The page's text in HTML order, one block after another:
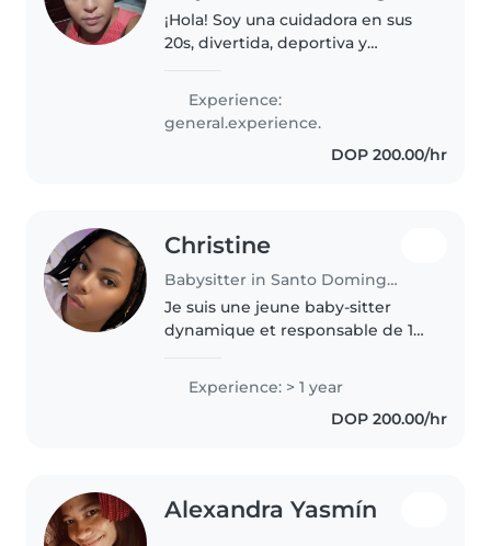
¡Hola! Soy una cuidadora en sus
20s, divertida, deportiva y
cuidando niños en edad
preescolar. Me encanta dibujar y
soy muy cómoda con mascotas.
Experience:
general.experience.
DOP 200.00/hr
Christine
Babysitter in Santo Domingo Este
Je suis une jeune baby-sitter
dynamique et responsable de 19
les enfants d'âge préscolaire et
scolaire. Je suis bilingue en
français et en espagnol,..
Experience: > 1 year
DOP 200.00/hr
Alexandra Yasmín